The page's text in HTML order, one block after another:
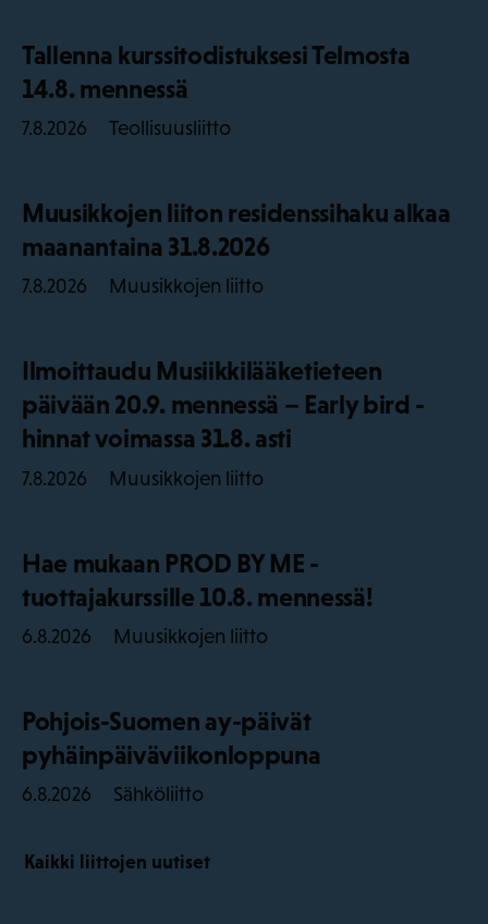
Tallenna kurssitodistuksesi Telmosta
14.8. mennessä
7.8.2026 Teollisuusliitto
Muusikkojen liiton residenssihaku alkaa
maanantaina 31.8.2026
7.8.2026 Muusikkojen liitto
Ilmoittaudu Musiikkilääketieteen
päivään 20.9. mennessä – Early bird -
hinnat voimassa 31.8. asti
7.8.2026 Muusikkojen liitto
Hae mukaan PROD BY ME -
tuottajakurssille 10.8. mennessä!
6.8.2026 Muusikkojen liitto
Pohjois-Suomen ay-päivät
pyhäinpäiväviikonloppuna
6.8.2026 Sähköliitto
Kaikki liittojen uutiset